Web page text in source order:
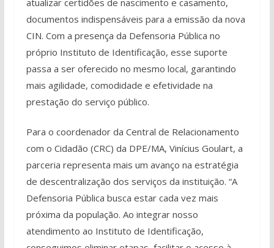
documentos indispensáveis para a emissão da nova
CIN. Com a presença da Defensoria Pública no
próprio Instituto de Identificação, esse suporte
passa a ser oferecido no mesmo local, garantindo
mais agilidade, comodidade e efetividade na
prestação do serviço público.
Para o coordenador da Central de Relacionamento
com o Cidadão (CRC) da DPE/MA, Vinícius Goulart, a
parceria representa mais um avanço na estratégia
de descentralização dos serviços da instituição. “A
Defensoria Pública busca estar cada vez mais
próxima da população. Ao integrar nosso
atendimento ao Instituto de Identificação,